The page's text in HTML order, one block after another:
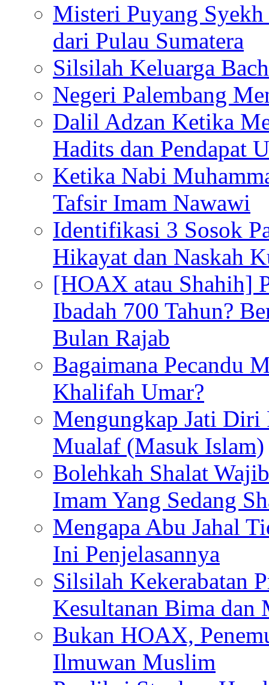
Misteri Puyang
dari Pulau Sumatera
Silsilah Keluarga
Negeri Palembang
Dalil Adzan Ketika
Hadits dan Pendapat
Ketika Nabi
Tafsir Imam Nawawi
Identifikasi 3 Sosok
Hikayat dan Naskah
[HOAX atau Shahih]
Ibadah 700 Tahun?
Bulan Rajab
Bagaimana Pecandu
Khalifah Umar?
Mengungkap Jati Diri
Mualaf (Masuk Islam)
Bolehkah Shalat
Imam Yang Sedang
Mengapa Abu Jahal
Ini Penjelasannya
Silsilah Kekerabatan
Kesultanan Bima dan
Bukan HOAX,
Ilmuwan Muslim